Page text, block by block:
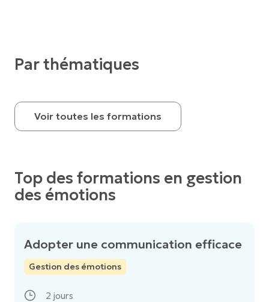
Par thématiques
Voir toutes les formations
Top des formations en gestion
des émotions
Adopter une communication efficace
Gestion des émotions
2 jours